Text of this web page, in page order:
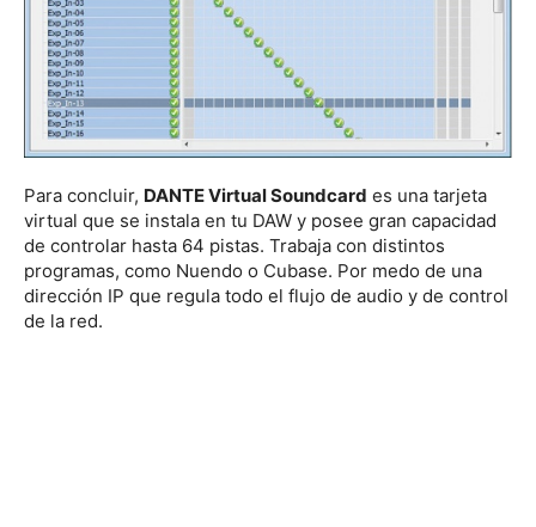
Para concluir, DANTE Virtual Soundcard es una tarjeta
virtual que se instala en tu DAW y posee gran capacidad
de controlar hasta 64 pistas. Trabaja con distintos
programas, como Nuendo o Cubase. Por medo de una
dirección IP que regula todo el flujo de audio y de control
de la red.